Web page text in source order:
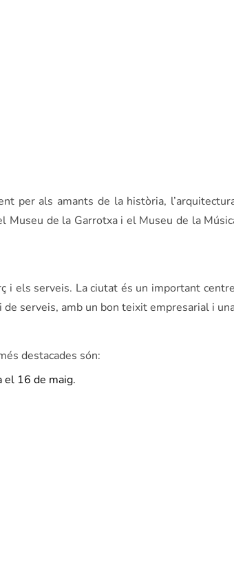
per als amants de la història,
Museu de la Garrotxa i el Museu de la
i els serveis. La ciutat és un important
serveis, amb un bon teixit empresarial i
destacades són:
el 16 de maig.